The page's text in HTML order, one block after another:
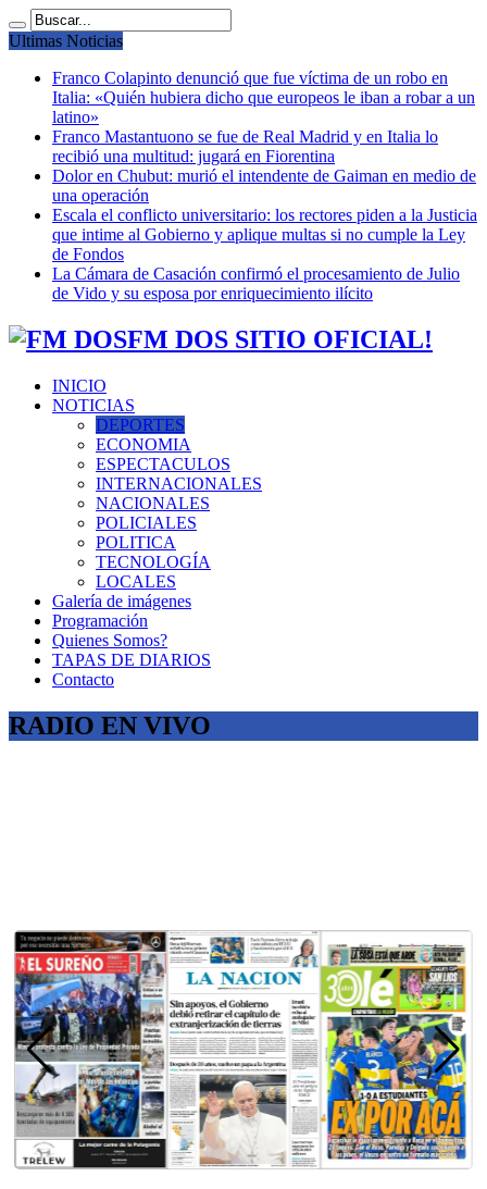
Ultimas Noticias
Franco Colapinto denunció que fue víctima de un robo en
Italia: «Quién hubiera dicho que europeos le iban a robar a un
latino»
Franco Mastantuono se fue de Real Madrid y en Italia lo
recibió una multitud: jugará en Fiorentina
Dolor en Chubut: murió el intendente de Gaiman en medio de
una operación
Escala el conflicto universitario: los rectores piden a la Justicia
que intime al Gobierno y aplique multas si no cumple la Ley
de Fondos
La Cámara de Casación confirmó el procesamiento de Julio
de Vido y su esposa por enriquecimiento ilícito
FM DOS SITIO OFICIAL!
INICIO
NOTICIAS
DEPORTES
ECONOMIA
ESPECTACULOS
INTERNACIONALES
NACIONALES
POLICIALES
POLITICA
TECNOLOGÍA
LOCALES
Galería de imágenes
Programación
Quienes Somos?
TAPAS DE DIARIOS
Contacto
RADIO EN VIVO